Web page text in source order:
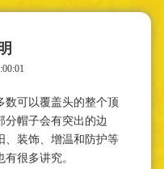
数可以覆盖头的整个顶
分帽子会有突出的边
、装饰、增温和防护等
很多讲究。